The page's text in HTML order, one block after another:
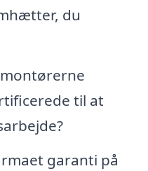
du
til at
garanti på